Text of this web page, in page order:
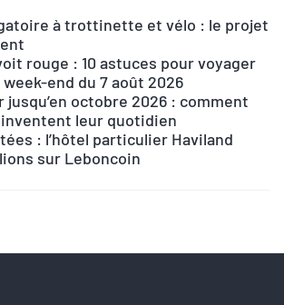
à trottinette et vélo : le projet
rouge : 10 astuces pour voyager
end du 7 août 2026
jusqu’en octobre 2026 : comment
leur quotidien
: l’hôtel particulier Haviland
sur Leboncoin